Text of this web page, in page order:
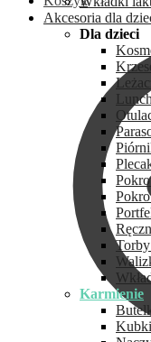
Akcesoria dla
Dla dzieci
Karmienie